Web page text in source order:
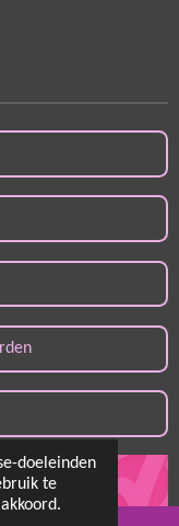
doeleinden
te